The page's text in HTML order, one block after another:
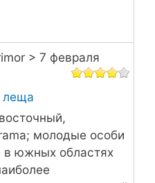
> 7 февраля
молодые особи
южных областях